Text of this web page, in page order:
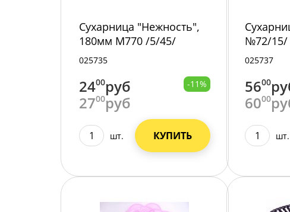
Сухарница "Нежность",
180мм М770 /5/45/
025735
2400руб
2700руб
-11%
шт. КУПИТЬ
№72/15/
025737
5600
6000
шт.